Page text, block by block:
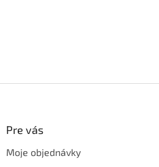
Pre vás
Moje objednávky